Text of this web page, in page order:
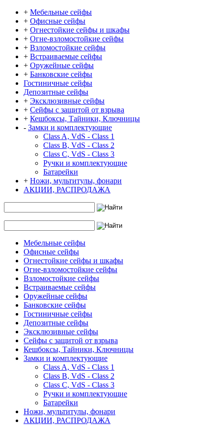
+ Мебельные сейфы
+ Офисные сейфы
+ Огнестойкие сейфы и шкафы
+ Огне-взломостойкие сейфы
+ Взломостойкие сейфы
+ Встраиваемые сейфы
+ Оружейные сейфы
+ Банковские сейфы
Гостиничные сейфы
Депозитные сейфы
+ Эксклюзивные сейфы
+ Сейфы с защитой от взрыва
+ Кешбоксы, Тайники, Ключницы
- Замки и комплектующие
Class A, VdS - Class 1
Class B, VdS - Class 2
Class С, VdS - Class 3
Ручки и комплектующие
Батарейки
+ Ножи, мультитулы, фонари
АКЦИИ, РАСПРОДАЖА
Мебельные сейфы
Офисные сейфы
Огнестойкие сейфы и шкафы
Огне-взломостойкие сейфы
Взломостойкие сейфы
Встраиваемые сейфы
Оружейные сейфы
Банковские сейфы
Гостиничные сейфы
Депозитные сейфы
Эксклюзивные сейфы
Сейфы с защитой от взрыва
Кешбоксы, Тайники, Ключницы
Замки и комплектующие
Class A, VdS - Class 1
Class B, VdS - Class 2
Class С, VdS - Class 3
Ручки и комплектующие
Батарейки
Ножи, мультитулы, фонари
АКЦИИ, РАСПРОДАЖА